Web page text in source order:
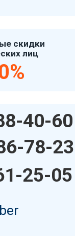
скидки
лиц
40-60
78-23
25-05